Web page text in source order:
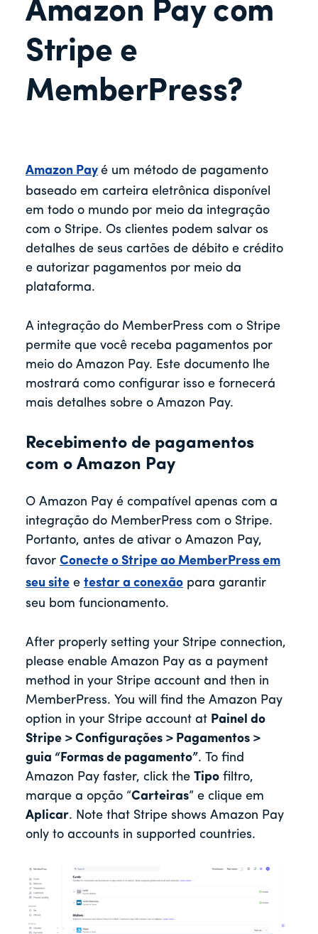
Amazon Pay com
Stripe e
MemberPress?
Amazon Pay é um método de pagamento
baseado em carteira eletrônica disponível
em todo o mundo por meio da integração
com o Stripe. Os clientes podem salvar os
detalhes de seus cartões de débito e crédito
e autorizar pagamentos por meio da
plataforma.
A integração do MemberPress com o Stripe
permite que você receba pagamentos por
meio do Amazon Pay. Este documento lhe
mostrará como configurar isso e fornecerá
mais detalhes sobre o Amazon Pay.
Recebimento de pagamentos
com o Amazon Pay
O Amazon Pay é compatível apenas com a
integração do MemberPress com o Stripe.
Portanto, antes de ativar o Amazon Pay,
favor Conecte o Stripe ao MemberPress em
seu site e testar a conexão para garantir
seu bom funcionamento.
After properly setting your Stripe connection,
please enable Amazon Pay as a payment
method in your Stripe account and then in
MemberPress. You will find the Amazon Pay
option in your Stripe account at Painel do
Stripe > Configurações > Pagamentos >
guia “Formas de pagamento”. To find
Amazon Pay faster, click the Tipo filtro,
marque a opção “Carteiras” e clique em
Aplicar. Note that Stripe shows Amazon Pay
only to accounts in supported countries.